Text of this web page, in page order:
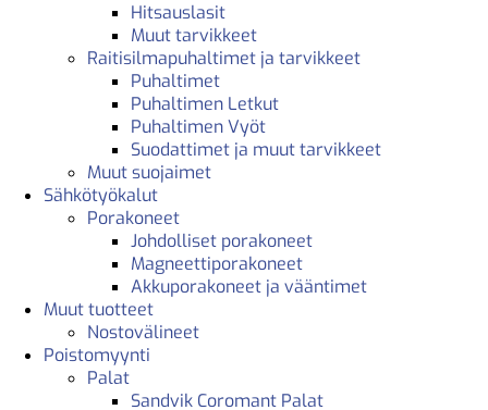
Hitsauslasit
Muut tarvikkeet
Raitisilmapuhaltimet ja tarvikkeet
Puhaltimet
Puhaltimen Letkut
Puhaltimen Vyöt
Suodattimet ja muut tarvikkeet
Muut suojaimet
Sähkötyökalut
Porakoneet
Johdolliset porakoneet
Magneettiporakoneet
Akkuporakoneet ja vääntimet
Muut tuotteet
Nostovälineet
Poistomyynti
Palat
Sandvik Coromant Palat